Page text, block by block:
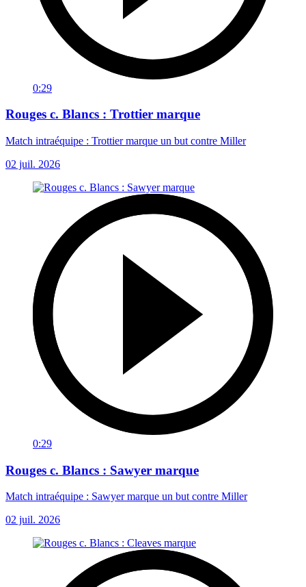
0:29
Rouges c. Blancs : Trottier marque
Match intraéquipe : Trottier marque un but contre Miller
02 juil. 2026
0:29
Rouges c. Blancs : Sawyer marque
Match intraéquipe : Sawyer marque un but contre Miller
02 juil. 2026